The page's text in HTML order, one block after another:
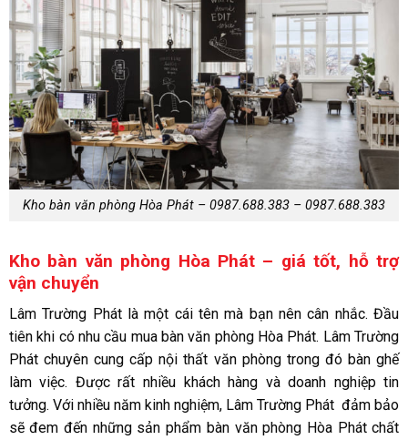
Kho bàn văn phòng Hòa Phát – 0987.688.383 – 0987.688.383
Kho bàn văn phòng Hòa Phát – giá tốt, hỗ trợ
vận chuyển
Lâm Trường Phát là một cái tên mà bạn nên cân nhắc. Đầu
tiên khi có nhu cầu mua bàn văn phòng Hòa Phát. Lâm Trường
Phát chuyên cung cấp nội thất văn phòng trong đó bàn ghế
làm việc. Được rất nhiều khách hàng và doanh nghiệp tin
tưởng. Với nhiều năm kinh nghiệm, Lâm Trường Phát đảm bảo
sẽ đem đến những sản phẩm bàn văn phòng Hòa Phát chất